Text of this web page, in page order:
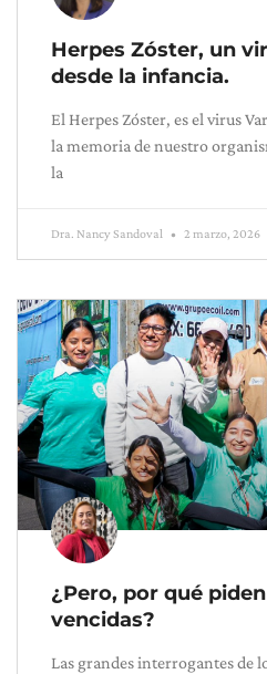
Herpes Zóster, un
desde la infancia.
El Herpes Zóster, es el virus
la memoria de nuestro
la
Dra. Nancy Sandoval 2 marzo, 2026
¿Pero, por qué
vencidas?
Las grandes interrogantes de